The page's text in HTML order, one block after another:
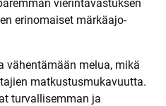
vierintävastuksen
erinomaiset märkäajo-
vähentämään melua, mikä
matkustusmukavuutta.
turvallisemman ja